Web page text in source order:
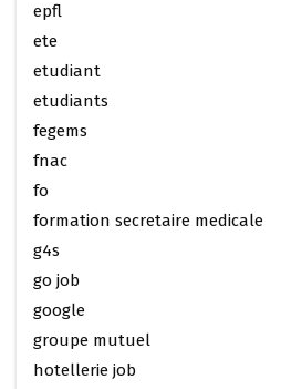
epfl
ete
etudiant
etudiants
fegems
fnac
fo
formation secretaire medicale
g4s
go job
google
groupe mutuel
hotellerie job